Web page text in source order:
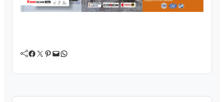
Facebook Twitter Pinterest Mail WhatsApp